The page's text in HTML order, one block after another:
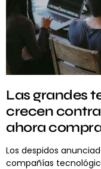
Las grandes
crecen
ahora
Los despidos
compañías